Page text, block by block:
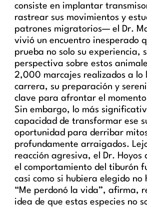
consiste en implantar
rastrear sus movimientos y
patrones migratorios— el Dr.
vivió un encuentro inesperado
prueba no solo su experiencia,
perspectiva sobre estos
2,000 marcajes realizados a lo
carrera, su preparación y
clave para afrontar el
Sin embargo, lo más
capacidad de transformar ese
oportunidad para derribar
profundamente arraigados.
reacción agresiva, el Dr. Hoyos
el comportamiento del tiburón
casi como si hubiera elegido no
“Me perdonó la vida”, afirma,
idea de que estas especies no